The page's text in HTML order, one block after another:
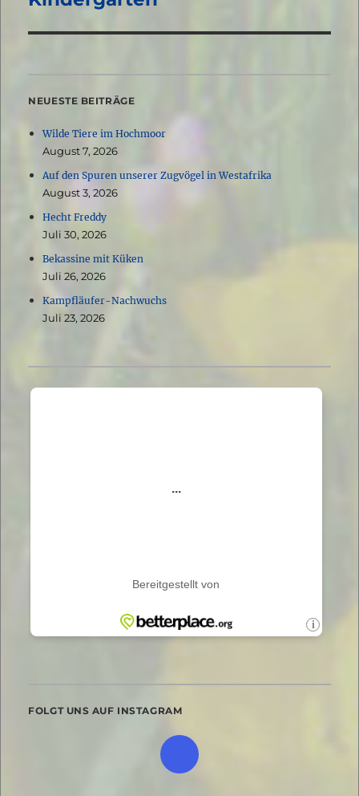
NEUESTE BEITRÄGE
Wilde Tiere im Hochmoor
August 7, 2026
Auf den Spuren unserer Zugvögel in Westafrika
August 3, 2026
Hecht Freddy
Juli 30, 2026
Bekassine mit Küken
Juli 26, 2026
Kampfläufer-Nachwuchs
Juli 23, 2026
FOLGT UNS AUF INSTAGRAM